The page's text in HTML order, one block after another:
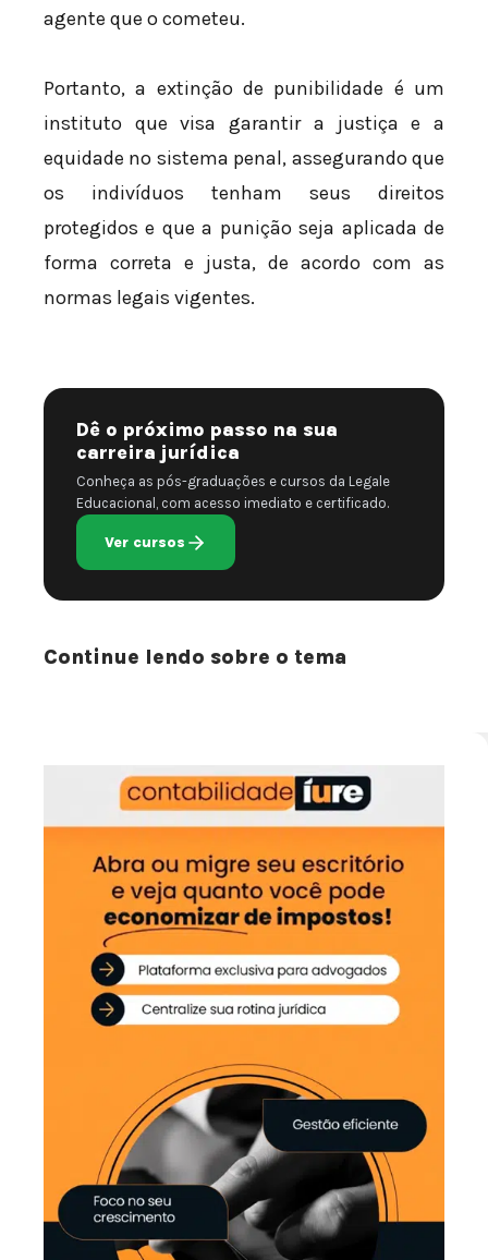
agente que o cometeu.
Portanto, a extinção de punibilidade é um
instituto que visa garantir a justiça e a
equidade no sistema penal, assegurando que
os indivíduos tenham seus direitos
protegidos e que a punição seja aplicada de
forma correta e justa, de acordo com as
normas legais vigentes.
Dê o próximo passo na sua
carreira jurídica
Conheça as pós-graduações e cursos da Legale
Educacional, com acesso imediato e certificado.
Ver cursos
Continue lendo sobre o tema